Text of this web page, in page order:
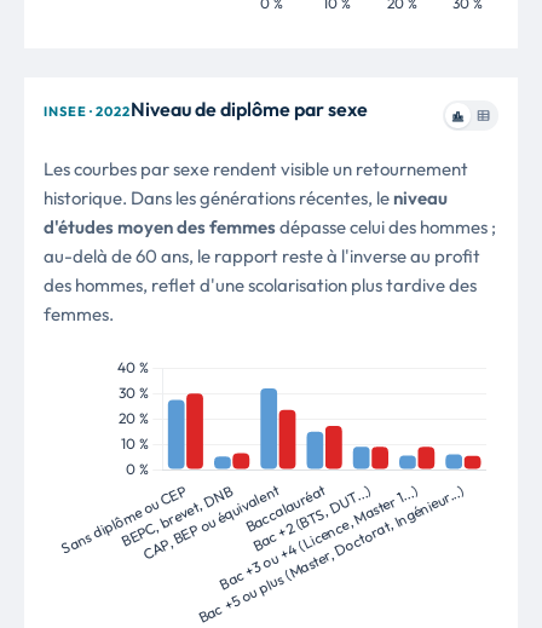
INSEE · 2022Niveau de diplôme par sexe
Les courbes par sexe rendent visible un retournement
historique. Dans les générations récentes, leniveau
d'études moyen des femmesdépasse celui des hommes ;
au-delà de 60 ans, le rapport reste à l'inverse au profit
des hommes, reflet d'une scolarisation plus tardive des
femmes.